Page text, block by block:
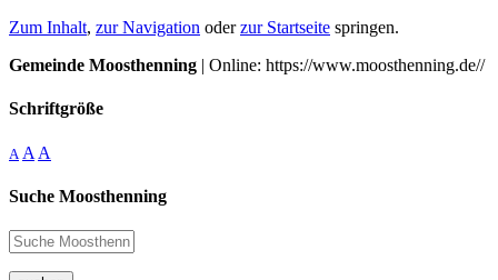
Zum Inhalt, zur Navigation oderzur Startseite springen.
Gemeinde Moosthenning | Online: https://www.moosthenning.de//
Schriftgröße
A A A
Suche Moosthenning